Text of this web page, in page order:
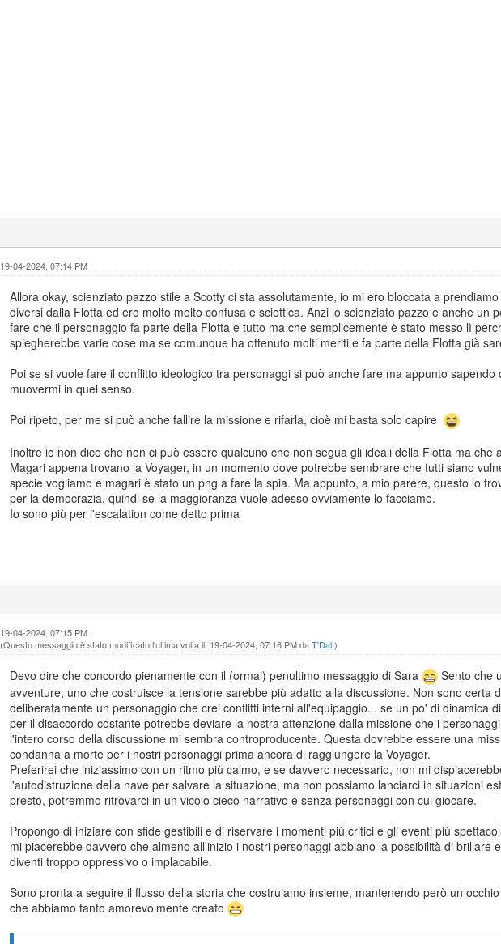
19-04-2024, 07:14 PM
Allora okay, scienziato pazzo stile a Scotty ci sta assolutamente, io mi ero bloccata a
diversi dalla Flotta ed ero molto molto confusa e sciettica. Anzi lo scienziato pazzo è anche un
fare che il personaggio fa parte della Flotta e tutto ma che semplicemente è stato messo lì
spiegherebbe varie cose ma se comunque ha ottenuto molti meriti e fa parte della Flotta già
Poi se si vuole fare il conflitto ideologico tra personaggi si può anche fare ma appunto
muovermi in quel senso.
Poi ripeto, per me si può anche fallire la missione e rifarla, cioè mi basta solo capire
Inoltre io non dico che non ci può essere qualcuno che non segua gli ideali della Flotta ma che
Magari appena trovano la Voyager, in un momento dove potrebbe sembrare che tutti siano
specie vogliamo e magari è stato un png a fare la spia. Ma appunto, a mio parere, questo lo
per la democrazia, quindi se la maggioranza vuole adesso ovviamente lo facciamo.
Io sono più per l'escalation come detto prima
19-04-2024, 07:15 PM
(Questo messaggio è stato modificato l'ultima volta il: 19-04-2024, 07:16 PM daT'Dal.)
Devo dire che concordo pienamente con il (ormai) penultimo messaggio di Sara
Sento che
avventure, uno che costruisce la tensione sarebbe più adatto alla discussione. Non sono certa
deliberatamente un personaggio che crei conflitti interni all'equipaggio... se un po' di dinamica
per il disaccordo costante potrebbe deviare la nostra attenzione dalla missione che i
l'intero corso della discussione mi sembra controproducente. Questa dovrebbe essere una
condanna a morte per i nostri personaggi prima ancora di raggiungere la Voyager.
Preferirei che iniziassimo con un ritmo più calmo, e se davvero necessario, non mi
l'autodistruzione della nave per salvare la situazione, ma non possiamo lanciarci in situazioni
presto, potremmo ritrovarci in un vicolo cieco narrativo e senza personaggi con cui giocare.
Propongo di iniziare con sfide gestibili e di riservare i momenti più critici e gli eventi più
mi piacerebbe davvero che almeno all'inizio i nostri personaggi abbiano la possibilità di brillare
diventi troppo oppressivo o implacabile.
Sono pronta a seguire il flusso della storia che costruiamo insieme, mantenendo però un
che abbiamo tanto amorevolmente creato